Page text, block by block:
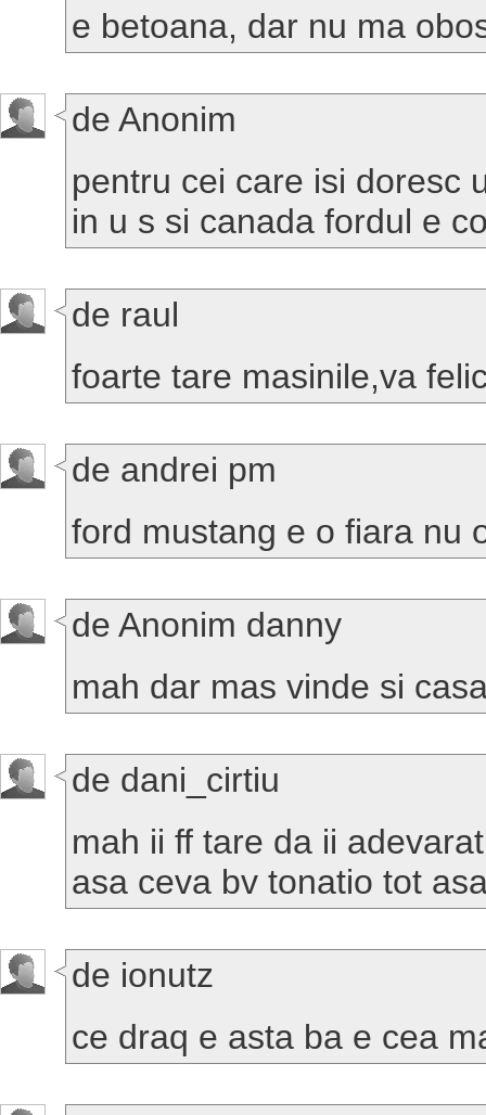
e betoana, dar nu ma
de Anonim
pentru cei care isi doresc
in u s si canada fordul e
de raul
foarte tare masinile,va
de andrei pm
ford mustang e o fiara nu
de Anonim danny
mah dar mas vinde si
de dani_cirtiu
mah ii ff tare da ii
asa ceva bv tonatio tot
de ionutz
ce draq e asta ba e cea